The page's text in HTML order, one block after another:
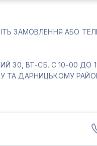
ЗАМОВЛЕННЯ АБО
30, ВТ-СБ. С 10-00 ДО
ТА ДАРНИЦЬКОМУ